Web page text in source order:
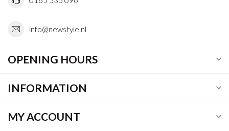
info@newstyle.nl
OPENING HOURS
INFORMATION
MY ACCOUNT